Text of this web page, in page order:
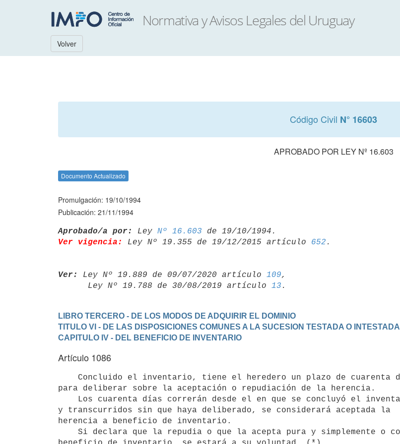
Volver
Código Civil N° 16603
APROBADO POR LEY Nº 16.603
Documento Actualizado
Promulgación: 19/10/1994
Publicación: 21/11/1994
Aprobado/a por: Ley Nº 16.603
Ver vigencia:
Ley Nº 19.355 de 19/12/2015 artículo 652
Ver: Ley Nº 19.889 de 09/07/2020 artículo 109,
      Ley Nº 19.788 de 30/08/2019 artículo
13
LIBRO TERCERO - DE LOS MODOS DE ADQUIRIR EL DOMINIO
TITULO VI - DE LAS DISPOSICIONES COMUNES A LA SUCESION TESTADA O INTESTADA
CAPITULO IV - DEL BENEFICIO DE INVENTARIO
Artículo 1086
para deliberar sobre la aceptación o repudiación de la herencia.
y transcurridos sin que haya deliberado, se considerará aceptada la
herencia a beneficio de inventario.